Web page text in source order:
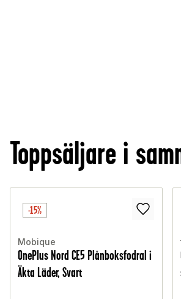
Toppsäljare i
-15%
Mobique
OnePlus Nord CE5 Plånboksfodral i
Äkta Läder, Svart